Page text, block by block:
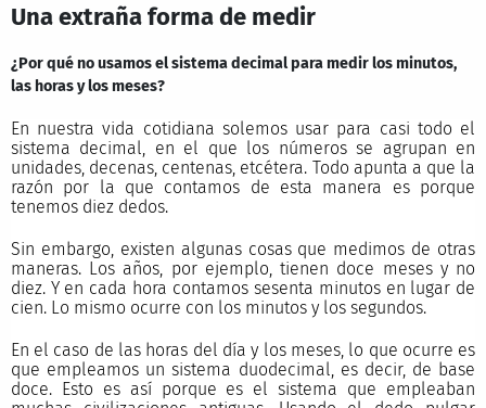
Una extraña forma de medir
¿Por qué no usamos el sistema decimal para medir los minutos,
las horas y los meses?
En nuestra vida cotidiana solemos usar para casi todo el
sistema decimal, en el que los números se agrupan en
unidades, decenas, centenas, etcétera. Todo apunta a que la
razón por la que contamos de esta manera es porque
tenemos diez dedos.
Sin embargo, existen algunas cosas que medimos de otras
maneras. Los años, por ejemplo, tienen doce meses y no
diez. Y en cada hora contamos sesenta minutos en lugar de
cien. Lo mismo ocurre con los minutos y los segundos.
En el caso de las horas del día y los meses, lo que ocurre es
que empleamos un sistema duodecimal, es decir, de base
doce. Esto es así porque es el sistema que empleaban